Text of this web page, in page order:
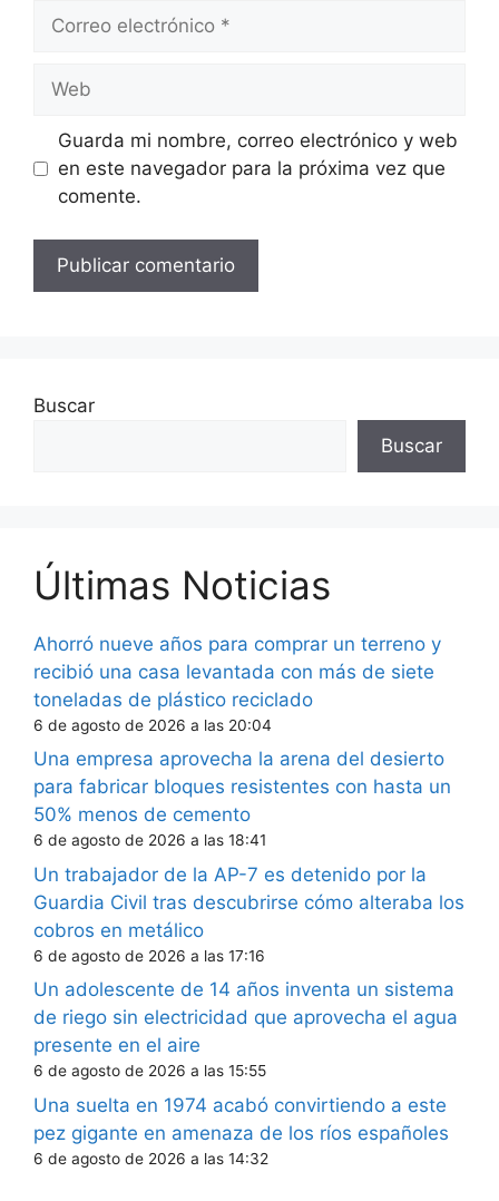
Correo
Web
Guarda mi nombre, correo electrónico y web
en este navegador para la próxima vez que
comente.
Buscar
Buscar
Últimas Noticias
Ahorró nueve años para comprar un terreno y
recibió una casa levantada con más de siete
toneladas de plástico reciclado
6 de agosto de 2026 a las 20:04
Una empresa aprovecha la arena del desierto
para fabricar bloques resistentes con hasta un
50% menos de cemento
6 de agosto de 2026 a las 18:41
Un trabajador de la AP-7 es detenido por la
Guardia Civil tras descubrirse cómo alteraba los
cobros en metálico
6 de agosto de 2026 a las 17:16
Un adolescente de 14 años inventa un sistema
de riego sin electricidad que aprovecha el agua
presente en el aire
6 de agosto de 2026 a las 15:55
Una suelta en 1974 acabó convirtiendo a este
pez gigante en amenaza de los ríos españoles
6 de agosto de 2026 a las 14:32